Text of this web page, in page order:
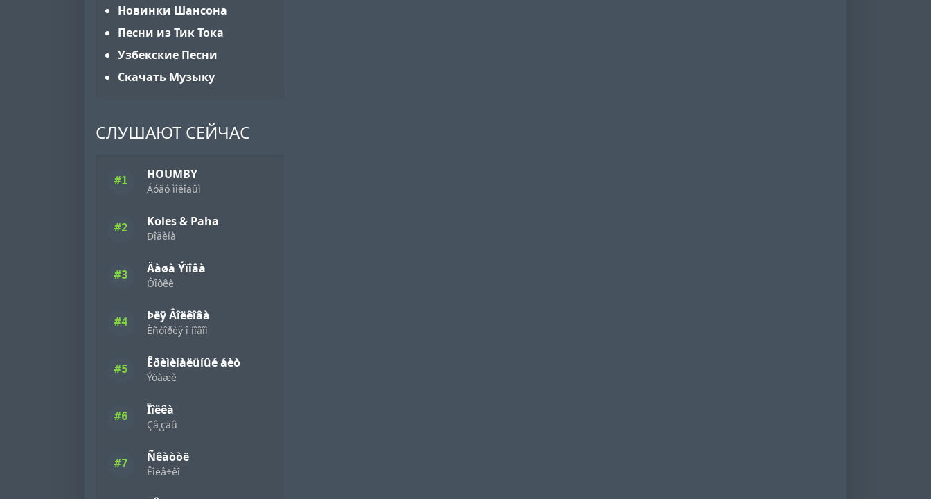
Новинки Шансона
Песни из Тик Тока
Узбекские Песни
Скачать Музыку
СЛУШАЮТ СЕЙЧАС
#1 HOUMBY
Áóäó ìîëîäûì
#2 Koles & Paha
Ðîäèíà
#3 Äàøà Ýïîâà
Ôîòêè
#4 Þëÿ Âîëêîâà
Èñòîðèÿ î íîâîì
#5 Êðèìèíàëüíûé áèò
Ýòàæè
#6 Ïîëêà
Çâ¸çäû
#7 Ñêàòòë
Êîëå÷êî